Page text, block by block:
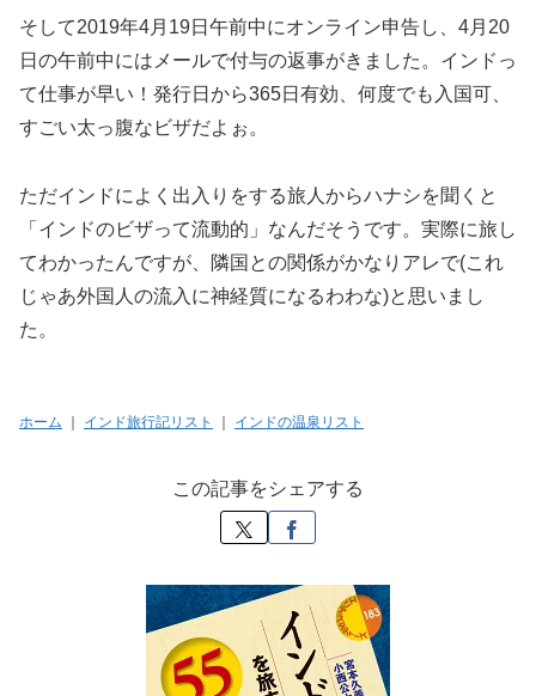
そして2019年4月19日午前中にオンライン申告し、4月20
日の午前中にはメールで付与の返事がきました。インドっ
て仕事が早い！発行日から365日有効、何度でも入国可、
すごい太っ腹なビザだよぉ。
ただインドによく出入りをする旅人からハナシを聞くと
「インドのビザって流動的」なんだそうです。実際に旅し
てわかったんですが、隣国との関係がかなりアレで(これ
じゃあ外国人の流入に神経質になるわわな)と思いまし
た。
ホーム ｜ インド旅行記リスト ｜ インドの温泉リスト
この記事をシェアする